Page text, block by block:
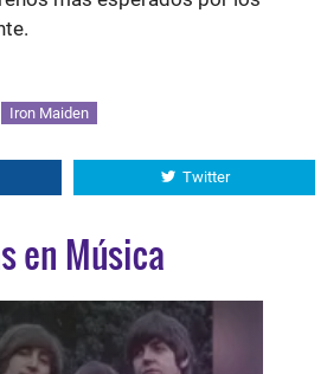
Iron Maiden
Twitter
en Música